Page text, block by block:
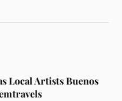
Local Artists Buenos